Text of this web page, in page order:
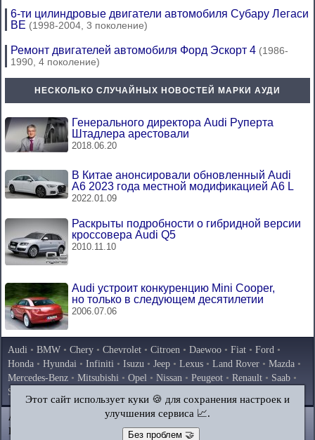
6-ти цилиндровые двигатели автомобиля Субару Легаси
BE (1998-2004, 3 поколение)
Ремонт двигателей автомобиля Форд Эскорт 4 (1986-
1990, 4 поколение)
НЕСКОЛЬКО СЛУЧАЙНЫХ НОВОСТЕЙ МАРКИ АУДИ
Генерального директора Audi Руперта
Штадлера арестовали
2018.06.20
В Китае анонсировали обновленный Audi
A6 2023 года местной модификацией A6 L
2022.01.09
Раскрыты подробности о гибридной версии
кроссовера Audi Q5
2010.11.10
Audi устроит конкуренцию Mini Cooper,
но только в следующем десятилетии
2006.07.06
Audi • BMW • Chery • Chevrolet • Citroen • Daewoo • Fiat • Ford •
Honda • Hyundai • Infiniti • Isuzu • Jeep • Lexus • Land Rover • Mazda •
Mercedes-Benz • Mitsubishi • Opel • Nissan • Peugeot • Renault • Saab •
Skoda
Volkswagen
AutoInstruction.ru © 2020–2026|Полная версия
Карта сайта
Контакты|Поиск по сайту
Этот сайт использует куки 🍪 для сохранения настроек и
улучшения сервиса 📈.
Без проблем 🤝